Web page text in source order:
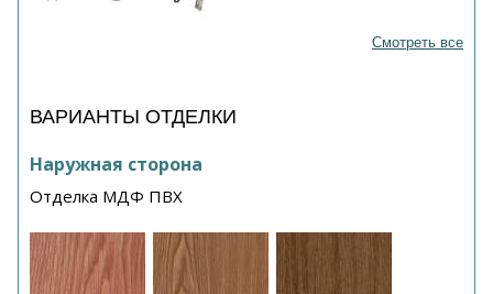
Смотреть все
ВАРИАНТЫ ОТДЕЛКИ
Наружная сторона
Отделка МДФ ПВХ